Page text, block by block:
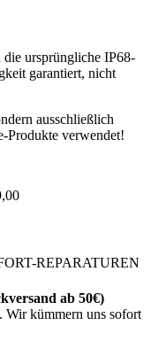
die ursprüngliche IP68-
garantiert, nicht
ausschließlich
Produkte verwendet!
REPARATUREN
ab 50€)
Wir kümmern uns sofort